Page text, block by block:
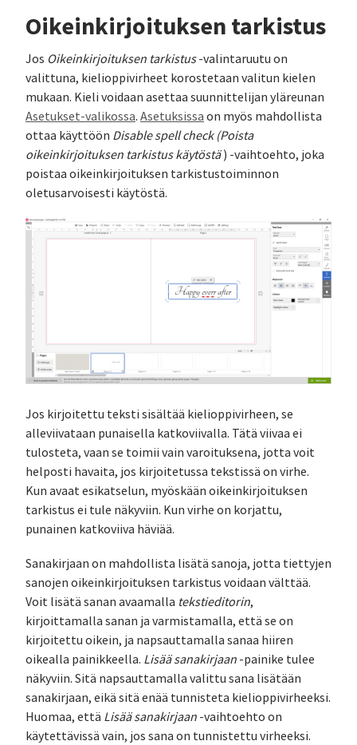
Oikeinkirjoituksen tarkistus
Jos Oikeinkirjoituksen tarkistus-valintaruutu on
valittuna, kielioppivirheet korostetaan valitun kielen
mukaan. Kieli voidaan asettaa suunnittelijan yläreunan
Asetukset-valikossa. Asetuksissa on myös mahdollista
ottaa käyttöön Disable spell check (Poista
oikeinkirjoituksen tarkistus käytöstä) -vaihtoehto, joka
poistaa oikeinkirjoituksen tarkistustoiminnon
oletusarvoisesti käytöstä.
Jos kirjoitettu teksti sisältää kielioppivirheen, se
alleviivataan punaisella katkoviivalla. Tätä viivaa ei
tulosteta, vaan se toimii vain varoituksena, jotta voit
helposti havaita, jos kirjoitetussa tekstissä on virhe.
Kun avaat esikatselun, myöskään oikeinkirjoituksen
tarkistus ei tule näkyviin. Kun virhe on korjattu,
punainen katkoviiva häviää.
Sanakirjaan on mahdollista lisätä sanoja, jotta tiettyjen
sanojen oikeinkirjoituksen tarkistus voidaan välttää.
Voit lisätä sanan avaamalla tekstieditorin,
kirjoittamalla sanan ja varmistamalla, että se on
kirjoitettu oikein, ja napsauttamalla sanaa hiiren
oikealla painikkeella. Lisää sanakirjaan -painike tulee
näkyviin. Sitä napsauttamalla valittu sana lisätään
sanakirjaan, eikä sitä enää tunnisteta kielioppivirheeksi.
Huomaa, että Lisää sanakirjaan -vaihtoehto on
käytettävissä vain, jos sana on tunnistettu virheeksi.